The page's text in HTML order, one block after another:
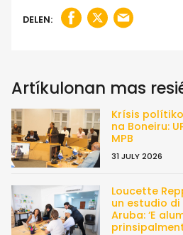
DELEN:
Artíkulonan mas
Krísis
na Boneiru:
MPB
31 JULY 2026
Loucette
un estudio
Aruba: ‘E